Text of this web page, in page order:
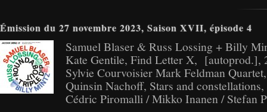
Émission du 27 novembre 2023, Saison XVII, épisode 4
Samuel Blaser & Russ Lossing + Billy
Kate Gentile, Find Letter X, [autoprod.],
Sylvie Courvoisier Mark Feldman
Quinsin Nachoff, Stars and
Cédric Piromalli / Mikko Inanen / Stefan